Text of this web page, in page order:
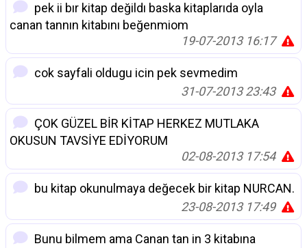
pek ii bır kitap değildı baska kitaplarıda oyla
canan tannın kitabını beğenmiom
19-07-2013 16:17
cok sayfali oldugu icin pek sevmedim
31-07-2013 23:43
ÇOK GÜZEL BİR KİTAP HERKEZ MUTLAKA
OKUSUN TAVSİYE EDİYORUM
02-08-2013 17:54
bu kitap okunulmaya değecek bir kitap NURCAN.
23-08-2013 17:49
Bunu bilmem ama Canan tan in 3 kitabına